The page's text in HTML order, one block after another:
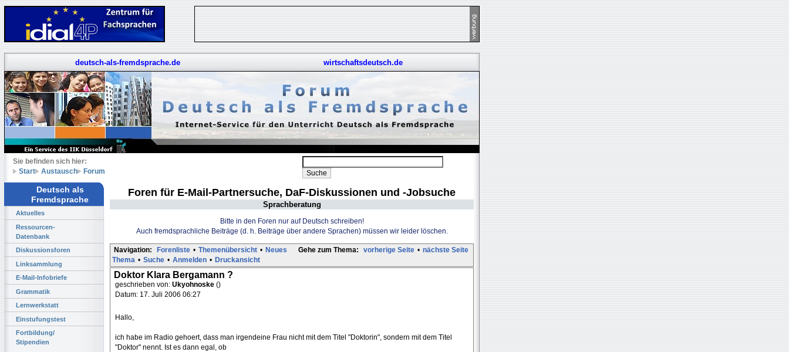
deutsch-als-fremdsprache.de wirtschaftsdeutsch.de
Sie befinden sich hier:
Start
Austausch Forum
Deutsch als
Fremdsprache
Aktuelles
Ressourcen-
Datenbank
Diskussionsforen
Linksammlung
E-Mail-Infobriefe
Grammatik
Lernwerkstatt
Einstufungstest
Fortbildung/
Stipendien
Foren für E-Mail-Partnersuche, DaF-Diskussionen und -Jobsuche
Sprachberatung
Bitte in den Foren nur auf Deutsch schreiben!
Auch fremdsprachliche Beiträge (d. h. Beiträge über andere Sprachen) müssen wir leider löschen.
Gehe zum Thema: vorherige Seite • nächste Seite
Navigation: Forenliste • Themenübersicht • Neues
Thema • Suche • Anmelden • Druckansicht
Doktor Klara Bergamann ?
geschrieben von: Ukyohnoske ()
Datum: 17. Juli 2006 06:27
Hallo,
ich habe im Radio gehoert, dass man irgendeine Frau nicht mit dem Titel "Doktorin", sondern mit dem Titel
"Doktor" nennt. Ist es dann egal, ob